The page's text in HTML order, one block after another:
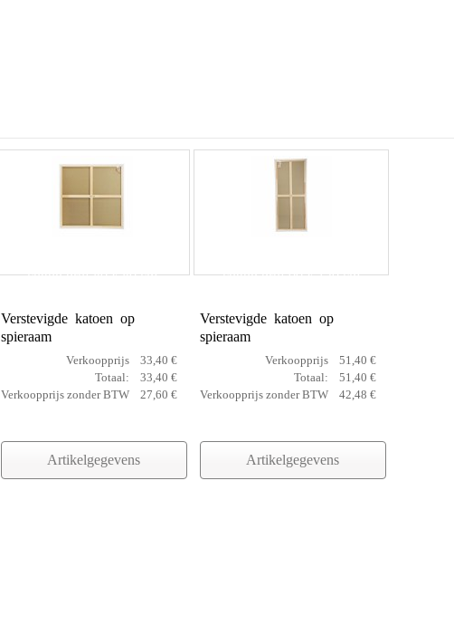
cotton prof 80 x 80 cm
Verstevigde katoen op
spieraam
Verkoopprijs
33,40 €
Totaal:
33,40 €
Verkoopprijs zonder BTW
27,60 €
Artikelgegevens
cotton prof 90 x 120 cm
Verstevigde katoen op
spieraam
Verkoopprijs
51,40 €
Totaal:
51,40 €
Verkoopprijs zonder BTW
42,48 €
Artikelgegevens